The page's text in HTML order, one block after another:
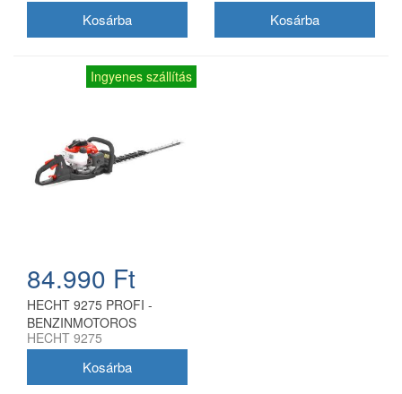
Ingyenes szállítás
84.990 Ft
HECHT 9275 PROFI -
BENZINMOTOROS
SÖVÉNYVÁGÓ
ELFORGATHATÓ FOG
HECHT 9275